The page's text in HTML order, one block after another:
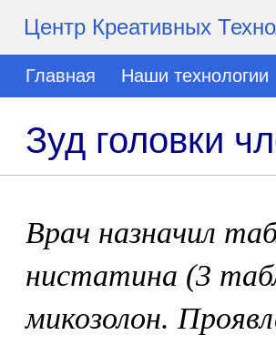
Центр Креативных
Главная Наши технологии
Зуд головки
Врач назначил
нистатина (3
микозолон.